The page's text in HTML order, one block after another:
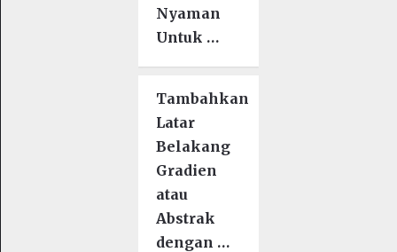
Nyaman
Untuk …
Tambahkan
Latar
Belakang
Gradien
atau
Abstrak
dengan …